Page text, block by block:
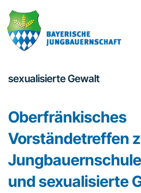
Inhalt
springen
Fußzeile
springen
sexualisierte Gewalt
Oberfränkisches
Vorständetreffen
und sexualisierte